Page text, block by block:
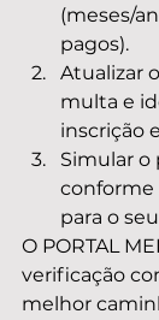
(meses/
pagos).
Atualizar
multa e
inscrição
Simular
conforme
para o
O PORTAL
verificação
melhor